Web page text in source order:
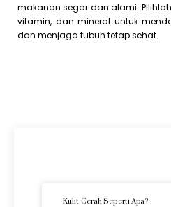
makanan segar dan alami.
vitamin, dan mineral untuk
dan menjaga tubuh tetap sehat.
Kulit Cerah Seperti Apa?